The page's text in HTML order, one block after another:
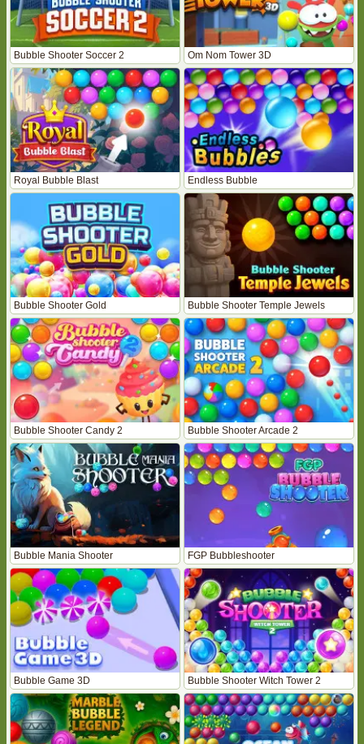
Bubble Shooter Soccer 2 Om Nom Tower 3D
Royal Bubble Blast Endless Bubble
Bubble Shooter Gold Bubble Shooter Temple Jewels
Bubble Shooter Candy 2 Bubble Shooter Arcade 2
Bubble Mania Shooter FGP Bubbleshooter
Bubble Game 3D Bubble Shooter Witch Tower 2